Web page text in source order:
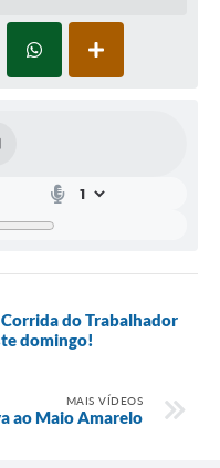
do Trabalhador
domingo!
MAIS VÍDEOS
ao Maio Amarelo